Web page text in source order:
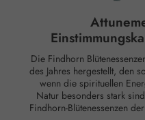
Die Findhorn
des Jahres hergestellt, den
wenn die spirituellen
Natur besonders stark sind. Die Einstimmungskarten
Findhorn-Blütenessenzen